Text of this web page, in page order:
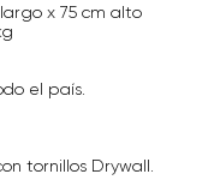
largo x 75 cm alto
el país.
tornillos Drywall.